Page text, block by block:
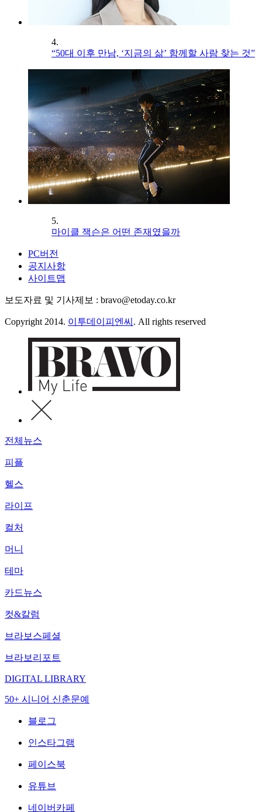
4.
“50대 이후 만남, ‘지금의 삶’ 함께할 사람 찾는 것”
5.
마이클 잭슨은 어떤 존재였을까
PC버전
공지사항
사이트맵
보도자료 및 기사제보 : bravo@etoday.co.kr
Copyright 2014. 이투데이피엔씨 . All rights reserved
전체뉴스
피플
헬스
라이프
컬처
머니
테마
카드뉴스
컷&칼럼
브라보스페셜
브라보리포트
DIGITAL LIBRARY
50+ 시니어 신춘문예
블로그
인스타그램
페이스북
유튜브
네이버카페